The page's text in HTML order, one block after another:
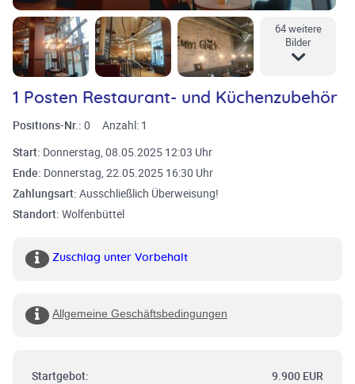
64 weitere
Bilder
1 Posten Restaurant- und Küchenzubehör
Positions-Nr.: 0 Anzahl: 1
Start: Donnerstag, 08.05.2025 12:03 Uhr
Ende: Donnerstag, 22.05.2025 16:30 Uhr
Zahlungsart: Ausschließlich Überweisung!
Standort: Wolfenbüttel
Zuschlag unter Vorbehalt
Allgemeine Geschäftsbedingungen
Startgebot: 9.900 EUR